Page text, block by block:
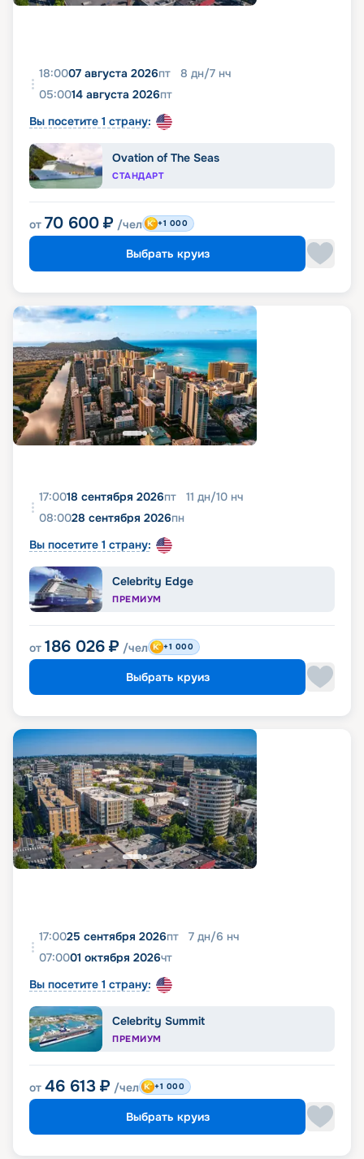
18:0007 августа 2026пт 8 дн/7 нч
05:0014 августа 2026пт
Вы посетите 1 страну:
Ovation of The Seas
СТАНДАРТ
от 70 600 ₽ /чел +1 000
Выбрать круиз
17:0018 сентября 2026пт 11 дн/10 нч
08:0028 сентября 2026пн
Вы посетите 1 страну:
Celebrity Edge
ПРЕМИУМ
от 186 026 ₽ /чел +1 000
Выбрать круиз
17:0025 сентября 2026пт 7 дн/6 нч
07:0001 октября 2026чт
Вы посетите 1 страну:
Celebrity Summit
ПРЕМИУМ
от 46 613 ₽ /чел +1 000
Выбрать круиз